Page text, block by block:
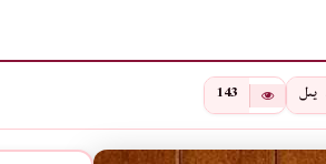
143